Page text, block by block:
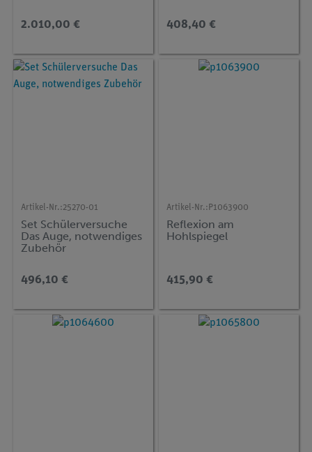
2.010,00 € 408,40 €
Artikel-Nr.:25270-01
Set Schülerversuche
Das Auge, notwendiges
Zubehör
496,10 €
Artikel-Nr.: P1063900
Reflexion am
Hohlspiegel
415,90 €